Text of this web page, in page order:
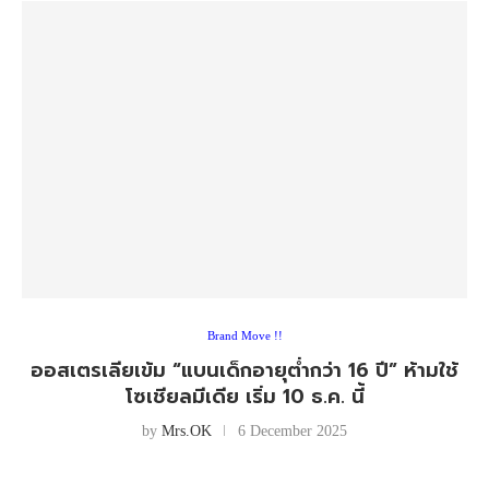
Brand Move !!
ออสเตรเลียเข้ม “แบนเด็กอายุต่ำกว่า 16 ปี” ห้ามใช้
โซเชียลมีเดีย เริ่ม 10 ธ.ค. นี้
by Mrs.OK 6 December 2025